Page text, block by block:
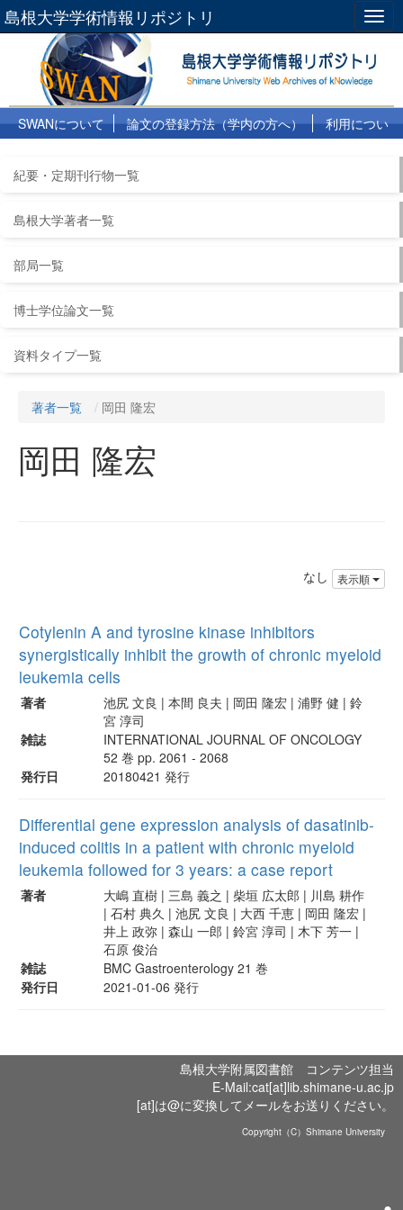
島根大学学術情報リポジトリ
SWANについて 論文の登録方法（学内の方へ）
利用につい
紀要・定期刊行物一覧
島根大学著者一覧
部局一覧
博士学位論文一覧
資料タイプ一覧
著者一覧 岡田 隆宏
岡田 隆宏
なし 表示順
Cotylenin A and tyrosine kinase inhibitors
synergistically inhibit the growth of chronic myeloid
leukemia cells
著者
池尻 文良 | 本間 良夫 | 岡田 隆宏 | 浦野 健 | 鈴
宮 淳司
雑誌
INTERNATIONAL JOURNAL OF ONCOLOGY
52 巻 pp. 2061 - 2068
発行日
20180421 発行
Differential gene expression analysis of dasatinib-
induced colitis in a patient with chronic myeloid
leukemia followed for 3 years: a case report
著者
大嶋 直樹 | 三島 義之 | 柴垣 広太郎 | 川島 耕作
| 石村 典久 | 池尻 文良 | 大西 千恵 | 岡田 隆宏 |
井上 政弥 | 森山 一郎 | 鈴宮 淳司 | 木下 芳一 |
石原 俊治
雑誌
BMC Gastroenterology 21 巻
発行日
2021-01-06 発行
島根大学附属図書館 コンテンツ担当
E-Mail:cat[at]lib.shimane-u.ac.jp
[at]は@に変換してメールをお送りください。
Copyright（C）Shimane University